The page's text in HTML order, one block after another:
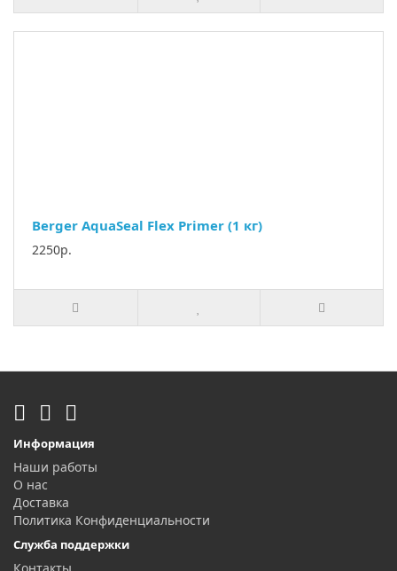
Berger AquaSeal Flex Primer (1 кг)
2250р.
Информация
Наши работы
О нас
Доставка
Политика Конфиденциальности
Служба поддержки